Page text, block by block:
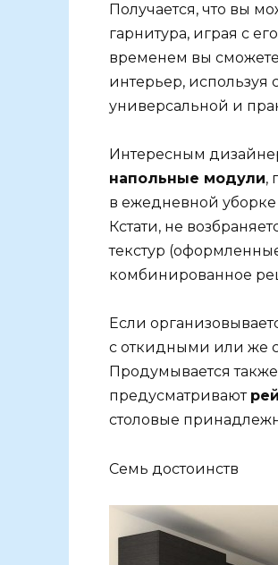
Получается, что вы
гарнитура, играя с
временем вы
интерьер, используя
универсальной и
Интересным
напольные модули,
в ежедневной
Кстати, не
текстур
комбинированное
Если
с откидными или же
Продумывается
предусматривают
столовые
Семь достоинств